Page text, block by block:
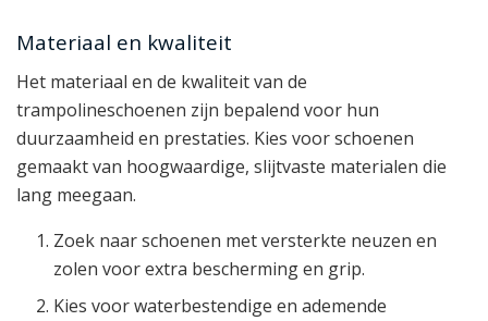
Materiaal en kwaliteit
Het materiaal en de kwaliteit van de
trampolineschoenen zijn bepalend voor hun
duurzaamheid en prestaties. Kies voor schoenen
gemaakt van hoogwaardige, slijtvaste materialen die
lang meegaan.
Zoek naar schoenen met versterkte neuzen en
zolen voor extra bescherming en grip.
Kies voor waterbestendige en ademende